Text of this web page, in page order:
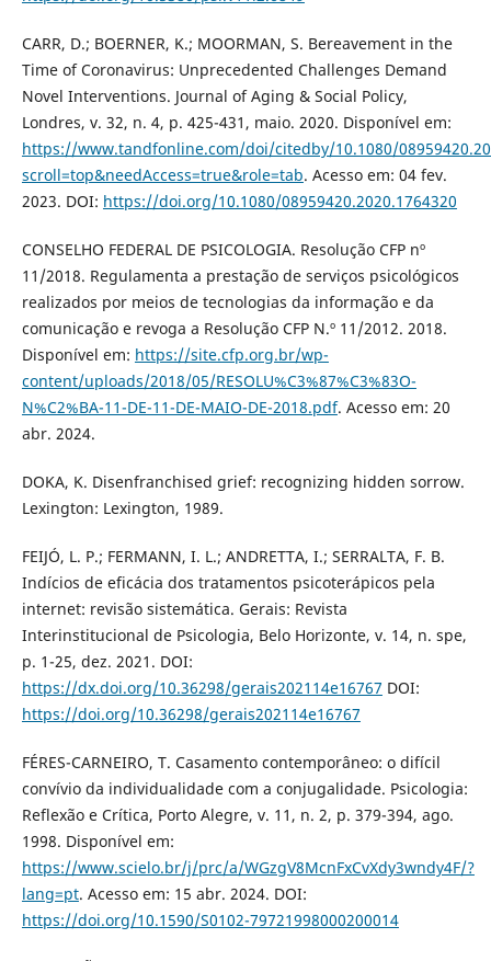
CARR, D.; BOERNER, K.; MOORMAN, S. Bereavement in the
Time of Coronavirus: Unprecedented Challenges Demand
Novel Interventions. Journal of Aging & Social Policy,
Londres, v. 32, n. 4, p. 425-431, maio. 2020. Disponível em:
https://www.tandfonline.com/doi/citedby/10.1080/
scroll=top&needAccess=true&role=tab. Acesso em: 04 fev.
2023. DOI: https://doi.org/10.1080/08959420.2020.1764320
CONSELHO FEDERAL DE PSICOLOGIA. Resolução CFP nº
11/2018. Regulamenta a prestação de serviços psicológicos
realizados por meios de tecnologias da informação e da
comunicação e revoga a Resolução CFP N.º 11/2012. 2018.
Disponível em: https://site.cfp.org.br/wp-
content/uploads/2018/05/RESOLU%C3%87%C3%83O-
N%C2%BA-11-DE-11-DE-MAIO-DE-2018.pdf. Acesso em: 20
abr. 2024.
DOKA, K. Disenfranchised grief: recognizing hidden sorrow.
Lexington: Lexington, 1989.
FEIJÓ, L. P.; FERMANN, I. L.; ANDRETTA, I.; SERRALTA, F. B.
Indícios de eficácia dos tratamentos psicoterápicos pela
internet: revisão sistemática. Gerais: Revista
Interinstitucional de Psicologia, Belo Horizonte, v. 14, n. spe,
p. 1-25, dez. 2021. DOI:
https://dx.doi.org/10.36298/gerais202114e16767 DOI:
https://doi.org/10.36298/gerais202114e16767
FÉRES-CARNEIRO, T. Casamento contemporâneo: o difícil
convívio da individualidade com a conjugalidade. Psicologia:
Reflexão e Crítica, Porto Alegre, v. 11, n. 2, p. 379-394, ago.
1998. Disponível em:
https://www.scielo.br/j/prc/a/WGzgV8McnFxCvXdy3wndy4F/?
lang=pt. Acesso em: 15 abr. 2024. DOI:
https://doi.org/10.1590/S0102-79721998000200014